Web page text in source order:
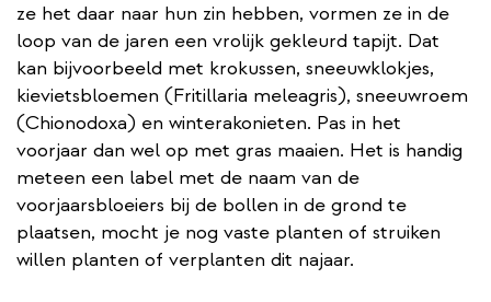
ze het daar naar hun zin hebben, vormen ze in de
loop van de jaren een vrolijk gekleurd tapijt. Dat
kan bijvoorbeeld met krokussen, sneeuwklokjes,
kievietsbloemen (Fritillaria meleagris), sneeuwroem
(Chionodoxa) en winterakonieten. Pas in het
voorjaar dan wel op met gras maaien. Het is handig
meteen een label met de naam van de
voorjaarsbloeiers bij de bollen in de grond te
plaatsen, mocht je nog vaste planten of struiken
willen planten of verplanten dit najaar.